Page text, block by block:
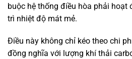
buộc hệ thống điều hòa phải hoạt
trì nhiệt độ mát mẻ.
Điều này không chỉ kéo theo chi
đồng nghĩa với lượng khí thải